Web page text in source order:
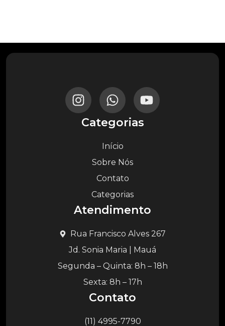
Categorias
Início
Sobre Nós
Contato
Categorias
Atendimento
Rua Francisco Alves 267
Jd. Sonia Maria | Mauá
Segunda – Quinta: 8h – 18h
Sexta: 8h – 17h
Contato
(11) 4995-7790